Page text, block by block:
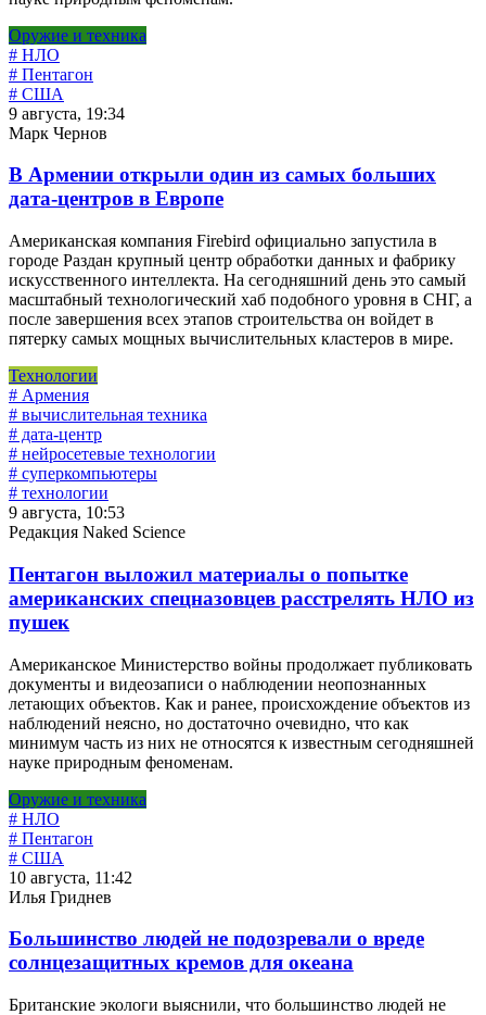
Оружие и техника
# НЛО
# Пентагон
# США
9 августа, 19:34
Марк Чернов
В Армении открыли один из самых больших
дата-центров в Европе
Американская компания Firebird официально запустила в
городе Раздан крупный центр обработки данных и фабрику
искусственного интеллекта. На сегодняшний день это самый
масштабный технологический хаб подобного уровня в СНГ, а
после завершения всех этапов строительства он войдет в
пятерку самых мощных вычислительных кластеров в мире.
Технологии
# Армения
# вычислительная техника
# дата-центр
# нейросетевые технологии
# суперкомпьютеры
# технологии
9 августа, 10:53
Редакция Naked Science
Пентагон выложил материалы о попытке
американских спецназовцев расстрелять НЛО из
пушек
Американское Министерство войны продолжает публиковать
документы и видеозаписи о наблюдении неопознанных
летающих объектов. Как и ранее, происхождение объектов из
наблюдений неясно, но достаточно очевидно, что как
минимум часть из них не относятся к известным сегодняшней
науке природным феноменам.
Оружие и техника
# НЛО
# Пентагон
# США
10 августа, 11:42
Илья Гриднев
Большинство людей не подозревали о вреде
солнцезащитных кремов для океана
Британские экологи выяснили, что большинство людей не